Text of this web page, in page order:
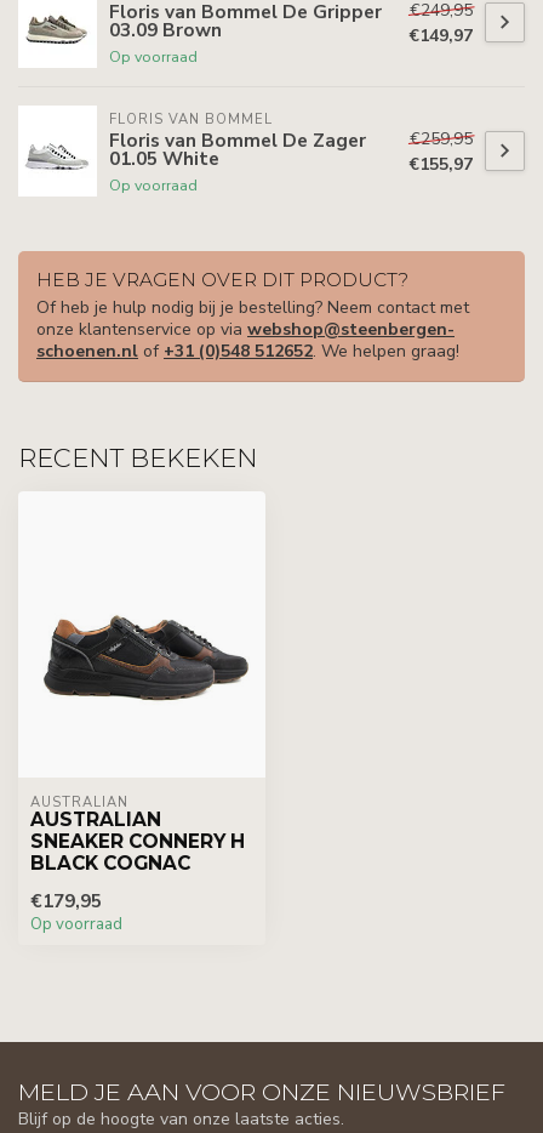
Floris van Bommel De Gripper
03.09 Brown
Op voorraad
€249,95
€149,97
FLORIS VAN BOMMEL
Floris van Bommel De Zager
01.05 White
Op voorraad
€259,95
€155,97
HEB JE VRAGEN OVER DIT PRODUCT?
Of heb je hulp nodig bij je bestelling? Neem contact met
onze klantenservice op via webshop@steenbergen-
schoenen.nl of +31 (0)548 512652. We helpen graag!
RECENT BEKEKEN
AUSTRALIAN
AUSTRALIAN
SNEAKER CONNERY H
BLACK COGNAC
€179,95
Op voorraad
MELD JE AAN VOOR ONZE NIEUWSBRIEF
Blijf op de hoogte van onze laatste acties.